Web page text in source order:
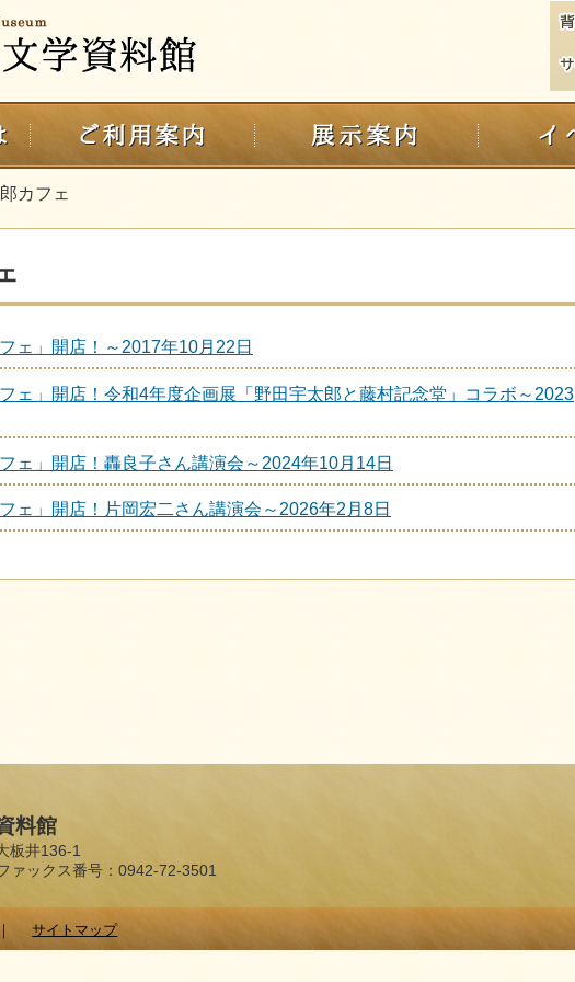
カフェ
ェ」開店！～2017年10月22日
フェ」開店！令和4年度企画展「野田宇太郎と藤村記念堂」コラボ～2023
ェ」開店！轟良子さん講演会～2024年10月14日
ェ」開店！片岡宏二さん講演会～2026年2月8日
料館
板井136-1
ックス番号：0942-72-3501
サイトマップ